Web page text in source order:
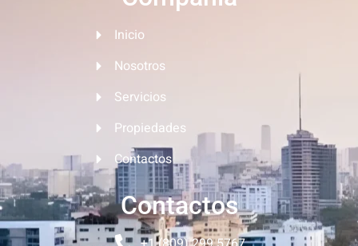
Inicio
Nosotros
Servicios
Propiedades
Contactos
Contactos